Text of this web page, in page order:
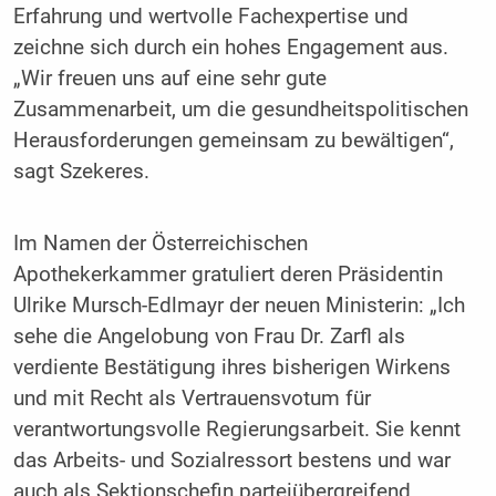
Erfahrung und wertvolle Fachexpertise und
zeichne sich durch ein hohes Engagement aus.
„Wir freuen uns auf eine sehr gute
Zusammenarbeit, um die gesundheitspolitischen
Herausforderungen gemeinsam zu bewältigen“,
sagt Szekeres.
Im Namen der Österreichischen
Apothekerkammer gratuliert deren Präsidentin
Ulrike Mursch-Edlmayr der neuen Ministerin: „Ich
sehe die Angelobung von Frau Dr. Zarfl als
verdiente Bestätigung ihres bisherigen Wirkens
und mit Recht als Vertrauensvotum für
verantwortungsvolle Regierungsarbeit. Sie kennt
das Arbeits- und Sozialressort bestens und war